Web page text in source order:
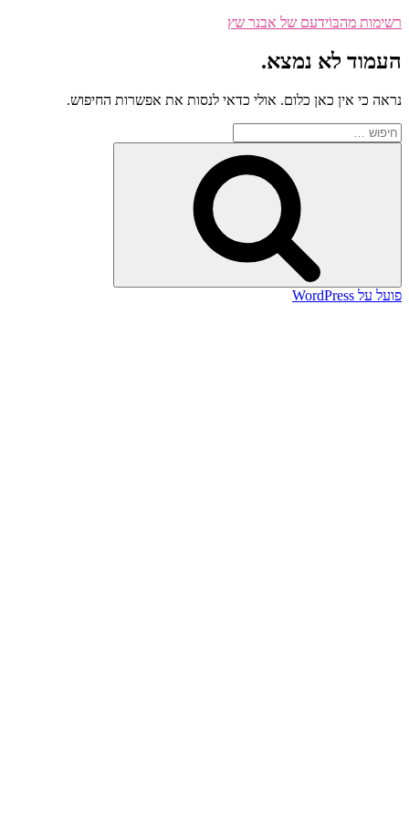
דילוג
רשימות מהבּוֹידעם של אבנר שץ
העמוד לא נמצא.
נראה כי אין כאן כלום. אולי כדאי לנסות את אפשרות החיפוש.
חפש:
פועל על WordPress